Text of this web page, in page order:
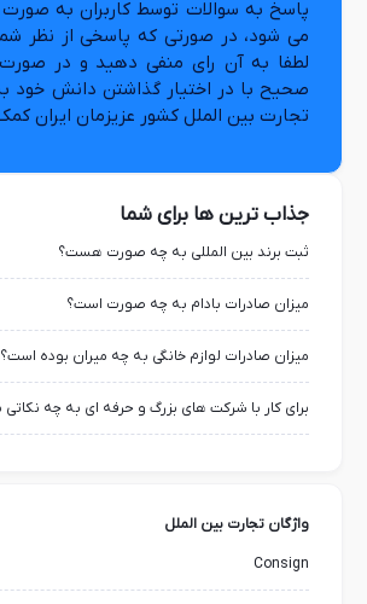
پاسخ به سوالات توسط کاربران به صورت
می شود، در صورتی که پاسخی از نظر
لطفا به آن رای منفی دهید و در صورت
صحیح با در اختیار گذاشتن دانش خود
تجارت بین الملل کشور عزیزمان ایران
جذاب ترین ها برای شما
ثبت برند بین المللی به چه صورت هست؟
میزان صادرات بادام به چه صورت است؟
میزان صادرات لوازم خانگی به چه میران بوده است؟
واژگان تجارت بین الملل
Consign